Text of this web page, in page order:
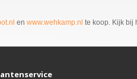
en www.wehkamp.nl te koop. Kijk bij